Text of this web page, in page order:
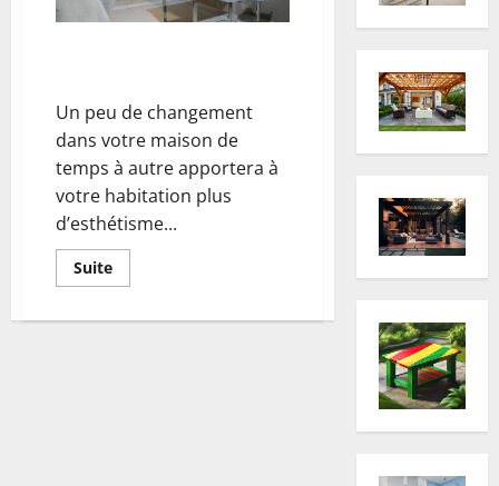
Un peu de changement
dans votre maison de
temps à autre apportera à
votre habitation plus
d’esthétisme...
SuiteEn
savoir
Des